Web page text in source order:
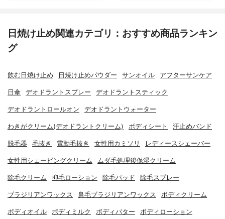
日焼け止め関連カテゴリ：おすすめ商品ランキン
グ
飲む日焼け止め 日焼け止めパウダー サンオイル アフターサンケア
日傘 デオドラントスプレー デオドラントスティック
デオドラントロールオン デオドラントウォーター
わきがクリーム(デオドラントクリーム) ボディシート 汗止めバンド
脱毛器 毛抜き 電動毛抜き 女性用カミソリ レディースシェーバー
女性用シェービングクリーム ムダ毛処理後保湿クリーム
除毛クリーム 抑毛ローション 除毛パッド 除毛スプレー
ブラジリアンワックス 鼻毛ブラジリアンワックス ボディクリーム
ボディオイル ボディミルク ボディバター ボディローション